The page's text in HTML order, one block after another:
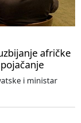
afričke
i ministar